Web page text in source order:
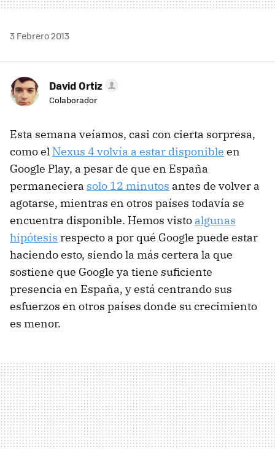
3 Febrero 2013
David Ortiz
Colaborador
Esta semana veíamos, casi con cierta sorpresa,
como el Nexus 4 volvía a estar disponible en
Google Play, a pesar de que en España
permaneciera solo 12 minutos antes de volver a
agotarse, mientras en otros países todavía se
encuentra disponible. Hemos visto algunas
hipótesis respecto a por qué Google puede estar
haciendo esto, siendo la más certera la que
sostiene que Google ya tiene suficiente
presencia en España, y está centrando sus
esfuerzos en otros países donde su crecimiento
es menor.